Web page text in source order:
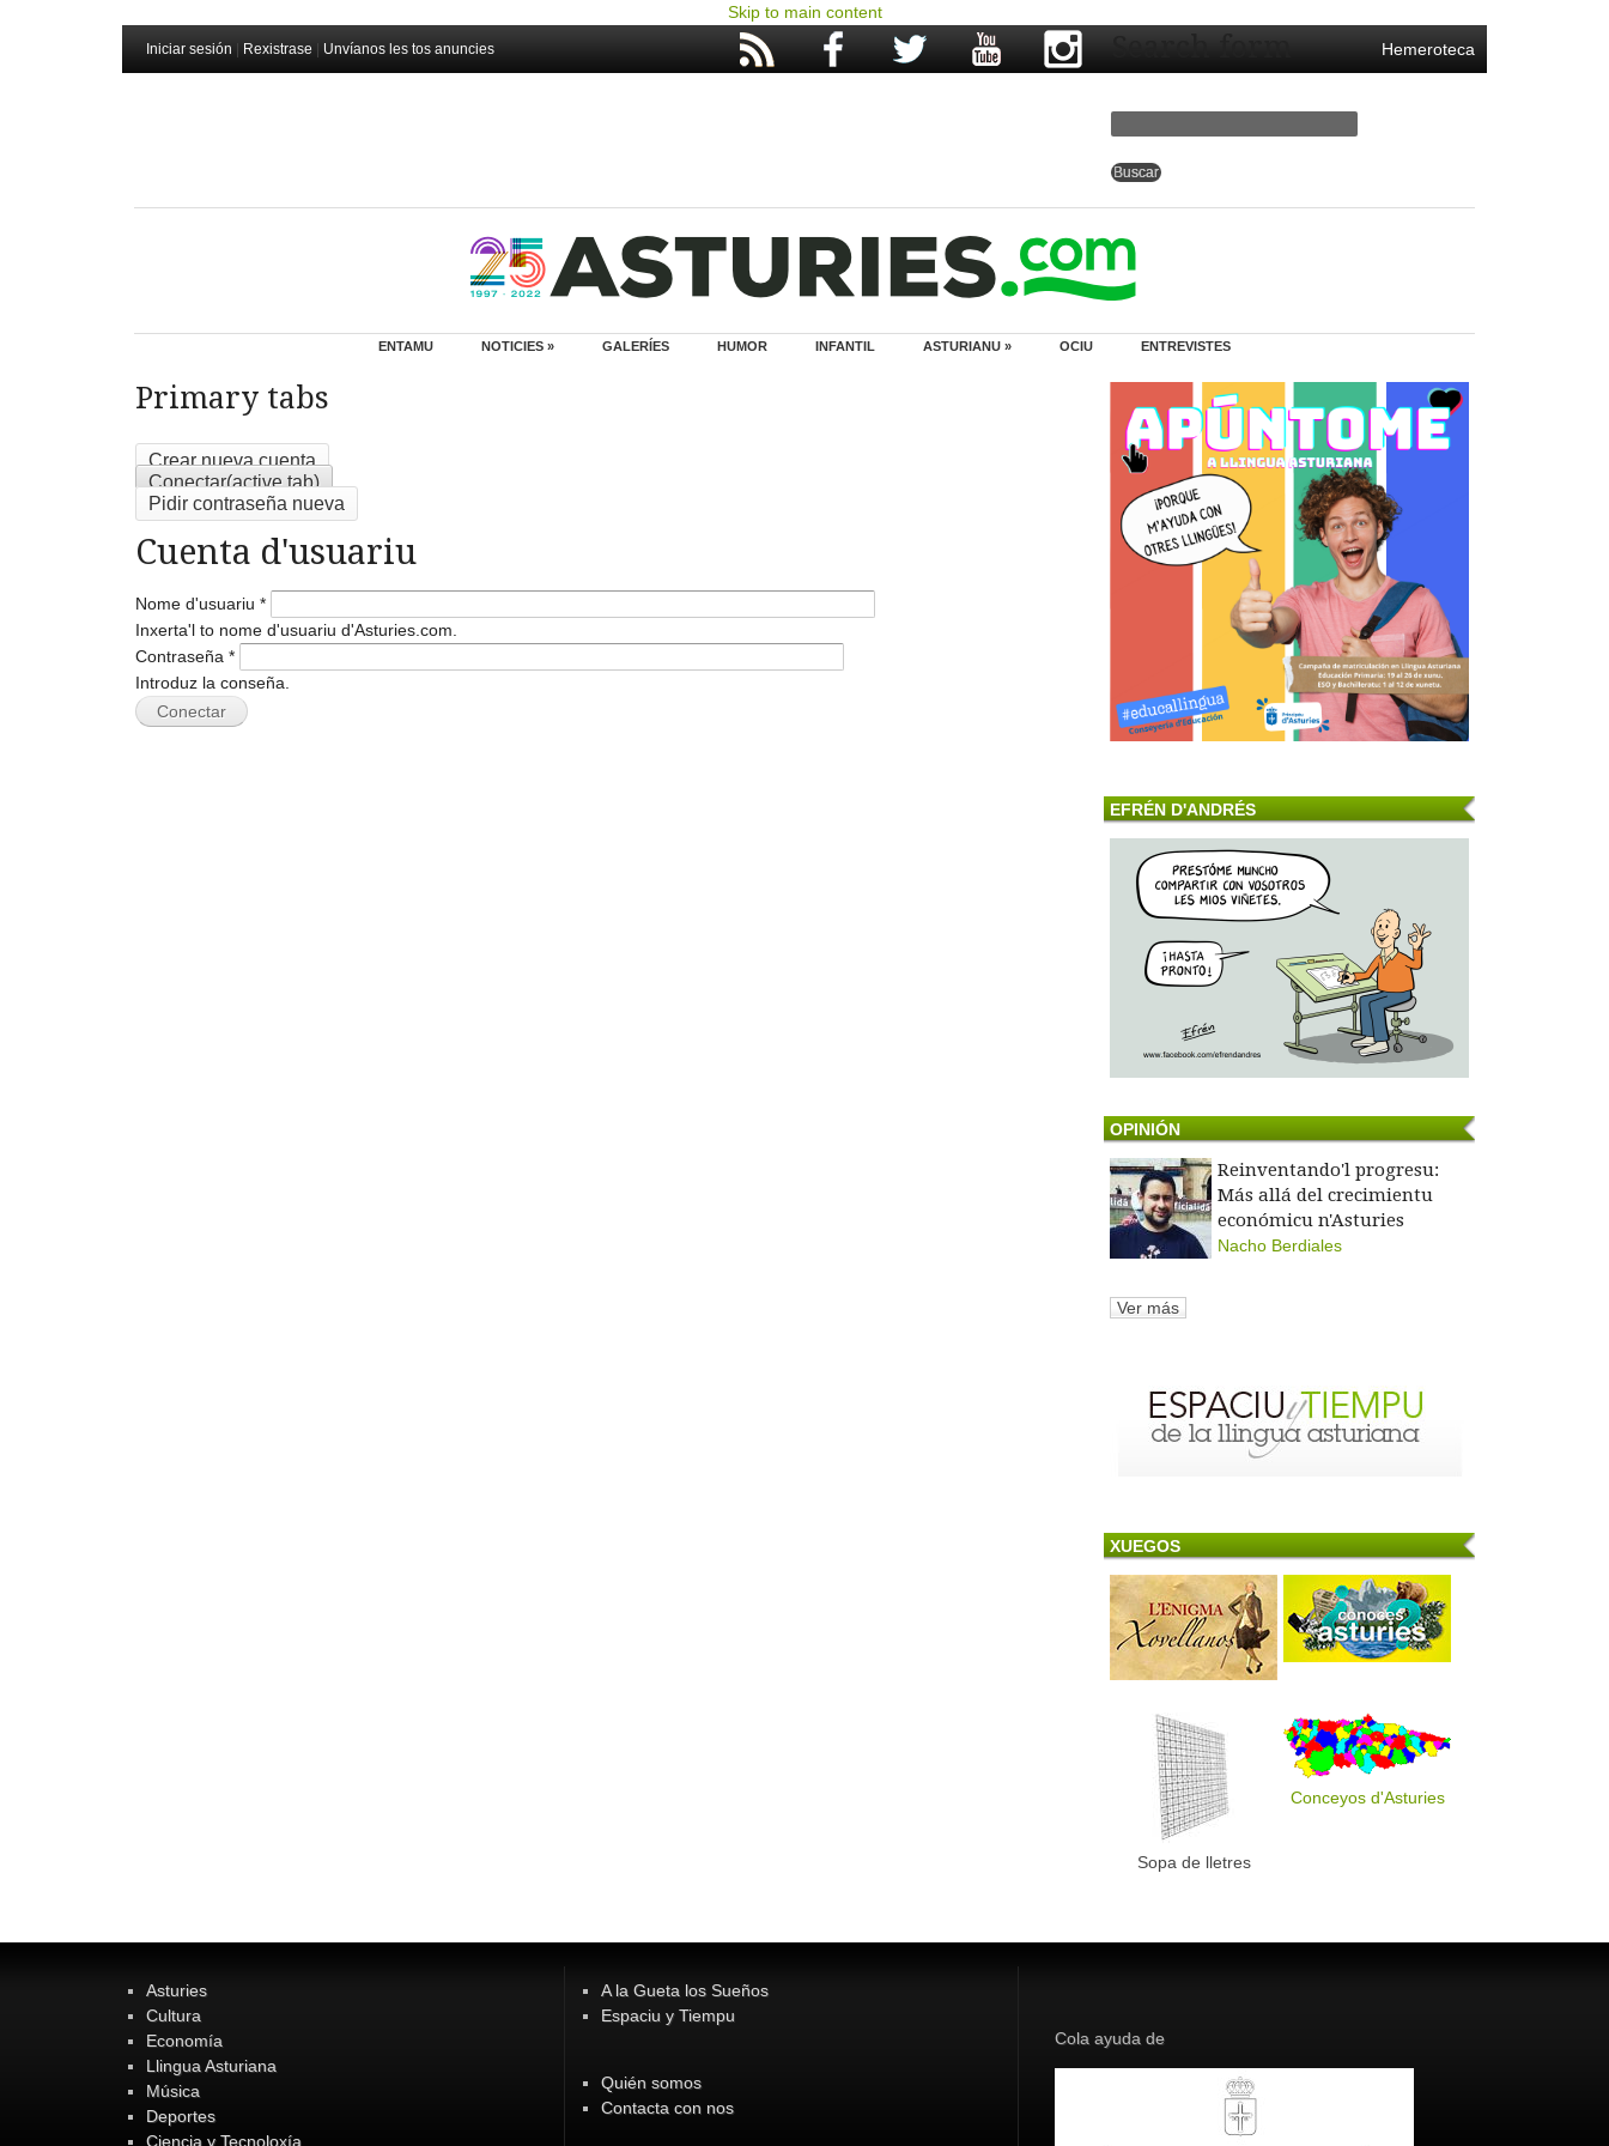
Skip to main content
Iniciar sesión Rexistrase Unvíanos les tos anuncies Hemeroteca
Search form
ENTAMU NOTICIES » GALERÍES HUMOR INFANTIL ASTURIANU » OCIU ENTREVISTES
Primary tabs
Crear nueva cuenta
Conectar(active tab)
Pidir contraseña nueva
Cuenta d'usuariu
Nome d'usuariu *
Inxerta'l to nome d'usuariu d'Asturies.com.
Contraseña *
Introduz la conseña.
EFRÉN D'ANDRÉS
OPINIÓN
Reinventando'l progresu:
Más allá del crecimientu
económicu n'Asturies
Nacho Berdiales
Ver más
XUEGOS
Sopa de lletres
Conceyos d'Asturies
Asturies
Cultura
Economía
Llingua Asturiana
Música
Deportes
Ciencia y Tecnoloxía
A la Gueta los Sueños
Espaciu y Tiempu
Quién somos
Contacta con nos
Cola ayuda de